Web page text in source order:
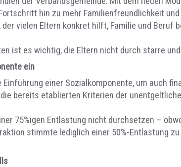
hin zu mehr Familienfreundlichkeit
vielen Eltern konkret hilft, Familie und Beruf
ist es wichtig, die Eltern nicht durch starre
ein
Einführung einer Sozialkomponente, um auch
bereits etablierten Kriterien der
75%igen Entlastung nicht durchsetzen –
stimmte lediglich einer 50%-Entlastung